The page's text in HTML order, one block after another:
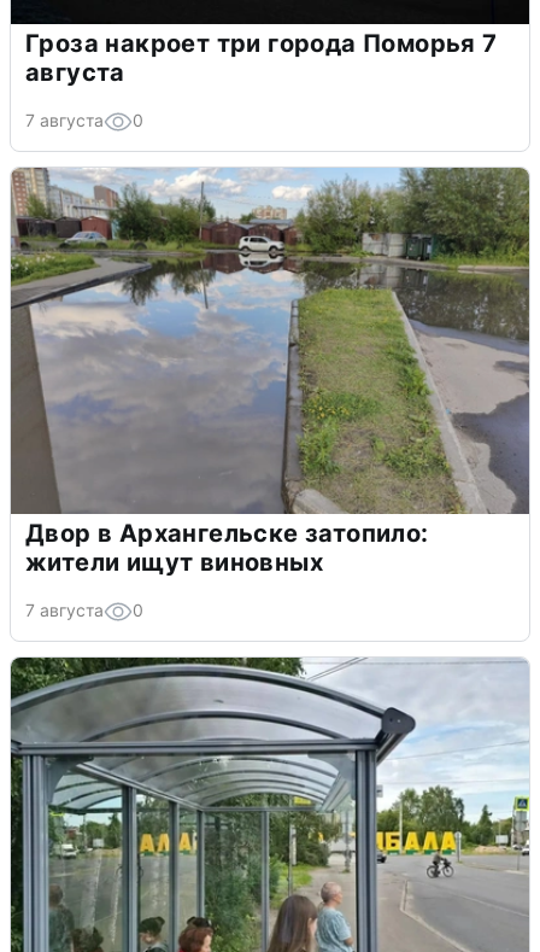
Гроза накроет три города Поморья 7
августа
7 августа 0
Двор в Архангельске затопило:
жители ищут виновных
7 августа 0